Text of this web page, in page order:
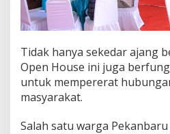
Tidak hanya sekedar ajang
Open House ini juga
untuk mempererat
masyarakat.
Salah satu warga